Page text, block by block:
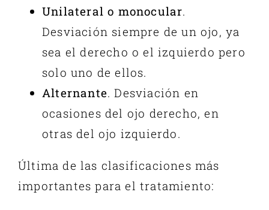
Unilateral o monocular.
Desviación siempre de un ojo, ya
sea el derecho o el izquierdo pero
solo uno de ellos.
Alternante. Desviación en
ocasiones del ojo derecho, en
otras del ojo izquierdo.
Última de las clasificaciones más
importantes para el tratamiento: